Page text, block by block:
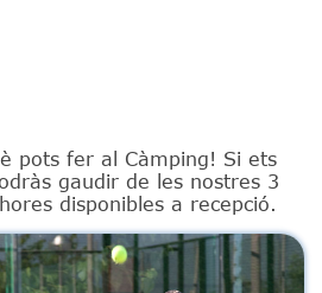
pots fer al Càmping! Si ets
gaudir de les nostres 3
disponibles a recepció.